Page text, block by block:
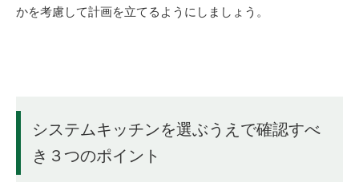
かを考慮して計画を立てるようにしましょう。
システムキッチンを選ぶうえで確認すべ
き３つのポイント